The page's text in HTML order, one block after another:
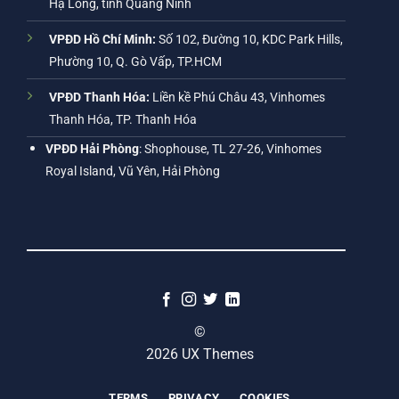
Hạ Long, tỉnh Quảng Ninh
VPĐD Hồ Chí Minh: Số 102, Đường 10, KDC Park Hills,
Phường 10, Q. Gò Vấp, TP.HCM
VPĐD Thanh Hóa: Liền kề Phú Châu 43, Vinhomes
Thanh Hóa, TP. Thanh Hóa
VPĐD Hải Phòng: Shophouse, TL 27-26, Vinhomes
Royal Island, Vũ Yên, Hải Phòng
©
2026 UX Themes